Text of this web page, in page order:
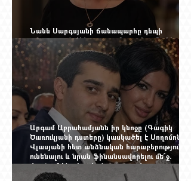
Նանե Սարգսյանի ճանապարհը դեպի
«Հայաստան-Սփյուռք» ամսագրի ամերիկյան
էջը
Արգամ Աբրահամյանն իր կնոջը (Գագիկ
Ծառուկյանի դստերը) կասկածել է Սողոմոն
Վլասյանի հետ անձնական հարաբերություններ
ունենալու և նրան ֆինանսավորելու մե՞ջ.
փորձում ենք հասկանալ այսօրվա
խառնիճաղանճ լրահոսը